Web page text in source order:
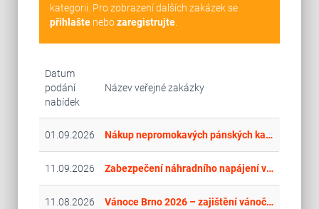
kategorii. Pro zobrazení dalších zakázek se
přihlaštenebozaregistrujte.
Datum
podání
nabídek
Název veřejné zakázky
01.09.2026 Nákup nepromokavých pánských kalhot
11.09.2026 Zabezpečení náhradního napájení ve vybraných objektech MO II.
11.08.2026 Vánoce Brno 2026 – zajištění vánoční výzdoby